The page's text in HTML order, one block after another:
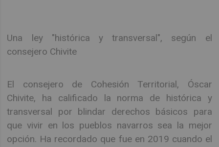
Una ley "histórica y transversal", según el
consejero Chivite
El consejero de Cohesión Territorial, Óscar
Chivite, ha calificado la norma de histórica y
transversal por blindar derechos básicos para
que vivir en los pueblos navarros sea la mejor
opción. Ha recordado que fue en 2019 cuando el